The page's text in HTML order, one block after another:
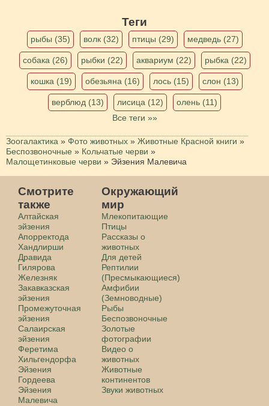
Теги
рыбы (35) волк (32) птицы (29) медведь (27)
собака (26) рыбки (22) аквариум (22) рыбка (22)
кошка (19) обезьяна (16) лось (15) слон (13)
верблюд (13) лисица (12)
олень (11)
Все теги »»
Зоогалактика » Фото животных » Животные Красной книги »
Беспозвоночные » Кольчатые черви »
Малощетинковые черви » Эйзения Малевича
Смотрите
также
Алтайская
эйзения
Апорректода
Хандлирши
Дравида
Гилярова
Железняк
Закавказская
эйзения
Промежуточная
эйзения
Салаирская
эйзения
Феретима
Хильгендорфа
Эйзения
Гордеева
Эйзения
Малевича
Окружающий
мир
Млекопитающие
Птицы
Рассказы о
животных
Для детей
Рептилии
(Пресмыкающиеся)
Амфибии
(Земноводные)
Рыбы
Беспозвоночные
Золотые
фотографии
Видео о
животных
Животные
континентов
Звуки животных